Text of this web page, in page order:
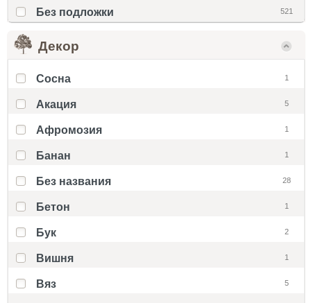
Без подложки 521
Декор
Cосна 1
Акация 5
Афромозия 1
Банан 1
Без названия 28
Бетон 1
Бук 2
Вишня 1
Вяз 5